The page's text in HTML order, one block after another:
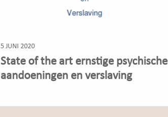
5 JUNI 2020
State of the art ernstige psychische
aandoeningen en verslaving